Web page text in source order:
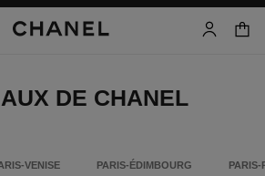
bruker
DE CHANEL
VENISE PARIS-ÉDIMBOURG PARIS-